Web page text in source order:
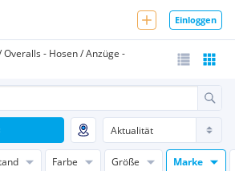
Einloggen
- Hosen / Anzüge -
Farbe Größe Marke